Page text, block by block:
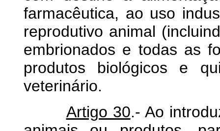
farmacêutica, ao uso
reprodutivo animal
embrionados e todas as
produtos biológicos e
veterinário.
Artigo 30.- Ao